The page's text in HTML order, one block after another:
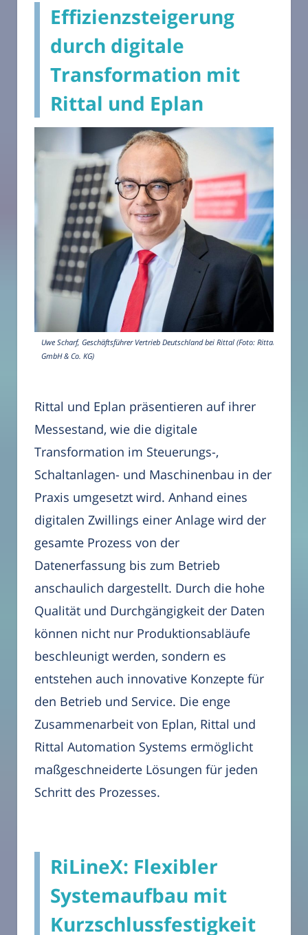
Effizienzsteigerung
durch digitale
Transformation mit
Rittal und Eplan
Uwe Scharf, Geschäftsführer Vertrieb Deutschland bei Rittal (Foto: Rittal
GmbH & Co. KG)
Rittal und Eplan präsentieren auf ihrer
Messestand, wie die digitale
Transformation im Steuerungs-,
Schaltanlagen- und Maschinenbau in der
Praxis umgesetzt wird. Anhand eines
digitalen Zwillings einer Anlage wird der
gesamte Prozess von der
Datenerfassung bis zum Betrieb
anschaulich dargestellt. Durch die hohe
Qualität und Durchgängigkeit der Daten
können nicht nur Produktionsabläufe
beschleunigt werden, sondern es
entstehen auch innovative Konzepte für
den Betrieb und Service. Die enge
Zusammenarbeit von Eplan, Rittal und
Rittal Automation Systems ermöglicht
maßgeschneiderte Lösungen für jeden
Schritt des Prozesses.
RiLineX: Flexibler
Systemaufbau mit
Kurzschlussfestigkeit